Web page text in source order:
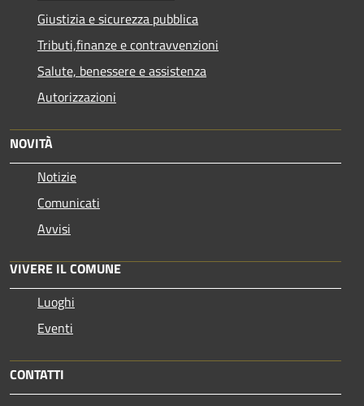
Giustizia e sicurezza pubblica
Tributi,finanze e contravvenzioni
Salute, benessere e assistenza
Autorizzazioni
NOVITÀ
Notizie
Comunicati
Avvisi
VIVERE IL COMUNE
Luoghi
Eventi
CONTATTI